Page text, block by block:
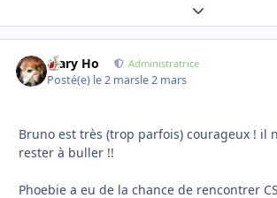
Expand topic
Mary Ho Administratrice
Posté(e) le 2 marsle 2 mars
Bruno est très (trop parfois) courageux ! il
rester à buller !!
Phoebie a eu de la chance de rencontrer